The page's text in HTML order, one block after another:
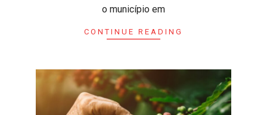
o município em
CONTINUE READING